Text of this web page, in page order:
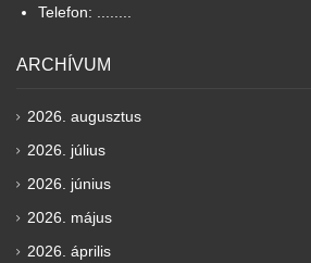
Telefon: ........
ARCHÍVUM
2026. augusztus
2026. július
2026. június
2026. május
2026. április